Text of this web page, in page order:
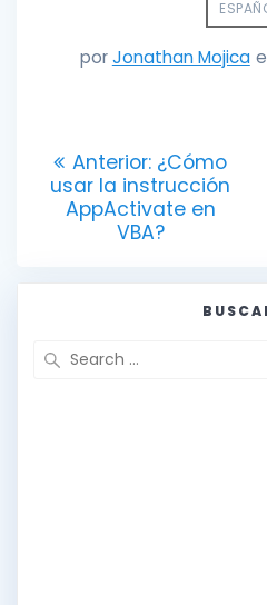
porJonathan Mojica
Navegación
de
entradas
Anterior: Entrada
anterior:
¿Cómo
usar la instrucción
AppActivate en
VBA?